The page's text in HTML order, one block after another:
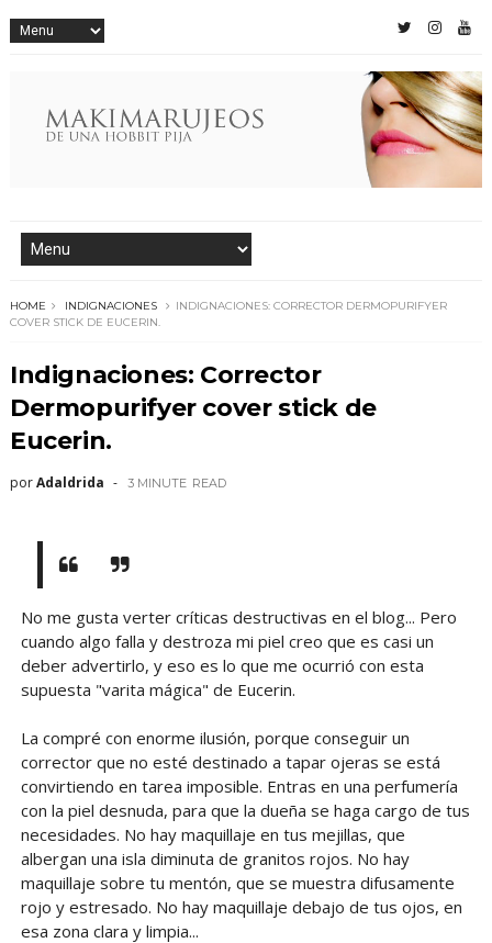
HOME INDIGNACIONES
INDIGNACIONES: CORRECTOR DERMOPURIFYER
COVER STICK DE EUCERIN.
Indignaciones: Corrector
Dermopurifyer cover stick de
Eucerin.
porAdaldrida 3 MINUTE READ
No me gusta verter críticas destructivas en el blog... Pero
cuando algo falla y destroza mi piel creo que es casi un
deber advertirlo, y eso es lo que me ocurrió con esta
supuesta "varita mágica" de Eucerin.
La compré con enorme ilusión, porque conseguir un
corrector que no esté destinado a tapar ojeras se está
convirtiendo en tarea imposible. Entras en una perfumería
con la piel desnuda, para que la dueña se haga cargo de tus
necesidades. No hay maquillaje en tus mejillas, que
albergan una isla diminuta de granitos rojos. No hay
maquillaje sobre tu mentón, que se muestra difusamente
rojo y estresado. No hay maquillaje debajo de tus ojos, en
esa zona clara y limpia...